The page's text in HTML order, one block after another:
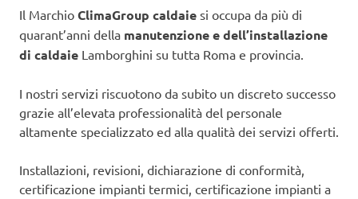
Il Marchio ClimaGroup caldaie si occupa da più di
quarant’anni della manutenzione e dell’installazione
di caldaie Lamborghini su tutta Roma e provincia.
I nostri servizi riscuotono da subito un discreto successo
grazie all’elevata professionalità del personale
altamente specializzato ed alla qualità dei servizi offerti.
Installazioni, revisioni, dichiarazione di conformità,
certificazione impianti termici, certificazione impianti a